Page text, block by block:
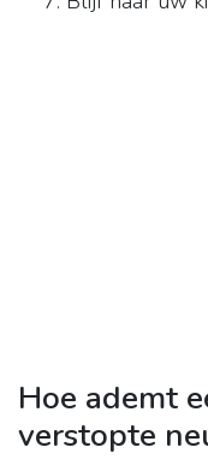
Hoe ademt
verstopte